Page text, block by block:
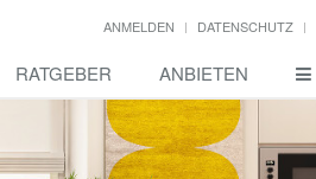
ANMELDEN DATENSCHUTZ
RATGEBER ANBIETEN